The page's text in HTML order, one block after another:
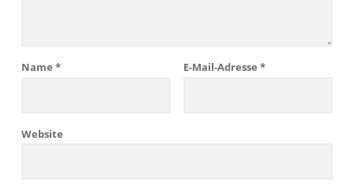
Name * E-Mail-Adresse *
Website